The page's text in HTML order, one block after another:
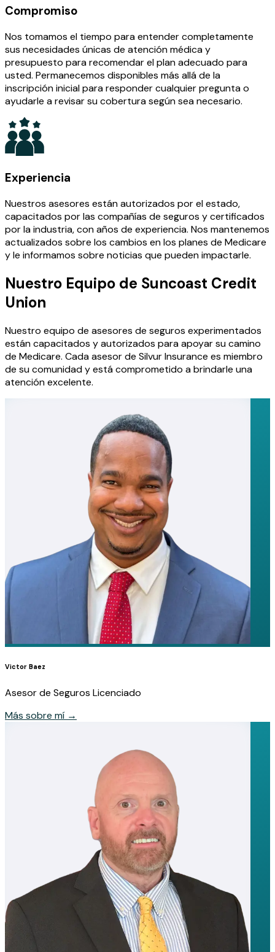
Compromiso
Nos tomamos el tiempo para entender completamente
sus necesidades únicas de atención médica y
presupuesto para recomendar el plan adecuado para
usted. Permanecemos disponibles más allá de la
inscripción inicial para responder cualquier pregunta o
ayudarle a revisar su cobertura según sea necesario.
Experiencia
Nuestros asesores están autorizados por el estado,
capacitados por las compañías de seguros y certificados
por la industria, con años de experiencia. Nos mantenemos
actualizados sobre los cambios en los planes de Medicare
y le informamos sobre noticias que pueden impactarle.
Nuestro Equipo de Suncoast Credit
Union
Nuestro equipo de asesores de seguros experimentados
están capacitados y autorizados para apoyar su camino
de Medicare. Cada asesor de Silvur Insurance es miembro
de su comunidad y está comprometido a brindarle una
atención excelente.
Victor Baez
Asesor de Seguros Licenciado
Más sobre mí →